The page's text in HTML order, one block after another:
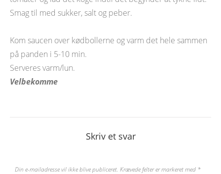
Smag til med sukker, salt og peber.
Kom saucen over kødbollerne og varm det hele sammen
på panden i 5-10 min.
Serveres varm/lun.
Velbekomme
Skriv et svar
Din e-mailadresse vil ikke blive publiceret. Krævede felter er markeret med *